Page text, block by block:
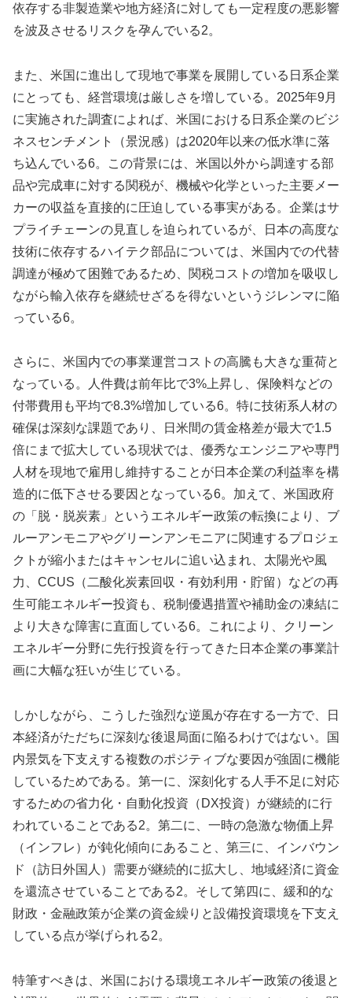
依存する非製造業や地方経済に対しても一定程度の悪影響
を波及させるリスクを孕んでいる2。
また、米国に進出して現地で事業を展開している日系企業
にとっても、経営環境は厳しさを増している。2025年9月
に実施された調査によれば、米国における日系企業のビジ
ネスセンチメント（景況感）は2020年以来の低水準に落
ち込んでいる6。この背景には、米国以外から調達する部
品や完成車に対する関税が、機械や化学といった主要メー
カーの収益を直接的に圧迫している事実がある。企業はサ
プライチェーンの見直しを迫られているが、日本の高度な
技術に依存するハイテク部品については、米国内での代替
調達が極めて困難であるため、関税コストの増加を吸収し
ながら輸入依存を継続せざるを得ないというジレンマに陥
っている6。
さらに、米国内での事業運営コストの高騰も大きな重荷と
なっている。人件費は前年比で3%上昇し、保険料などの
付帯費用も平均で8.3%増加している6。特に技術系人材の
確保は深刻な課題であり、日米間の賃金格差が最大で1.5
倍にまで拡大している現状では、優秀なエンジニアや専門
人材を現地で雇用し維持することが日本企業の利益率を構
造的に低下させる要因となっている6。加えて、米国政府
の「脱・脱炭素」というエネルギー政策の転換により、ブ
ルーアンモニアやグリーンアンモニアに関連するプロジェ
クトが縮小またはキャンセルに追い込まれ、太陽光や風
力、CCUS（二酸化炭素回収・有効利用・貯留）などの再
生可能エネルギー投資も、税制優遇措置や補助金の凍結に
より大きな障害に直面している6。これにより、クリーン
エネルギー分野に先行投資を行ってきた日本企業の事業計
画に大幅な狂いが生じている。
しかしながら、こうした強烈な逆風が存在する一方で、日
本経済がただちに深刻な後退局面に陥るわけではない。国
内景気を下支えする複数のポジティブな要因が強固に機能
しているためである。第一に、深刻化する人手不足に対応
するための省力化・自動化投資（DX投資）が継続的に行
われていることである2。第二に、一時の急激な物価上昇
（インフレ）が鈍化傾向にあること、第三に、インバウン
ド（訪日外国人）需要が継続的に拡大し、地域経済に資金
を還流させていることである2。そして第四に、緩和的な
財政・金融政策が企業の資金繰りと設備投資環境を下支え
している点が挙げられる2。
特筆すべきは、米国における環境エネルギー政策の後退と